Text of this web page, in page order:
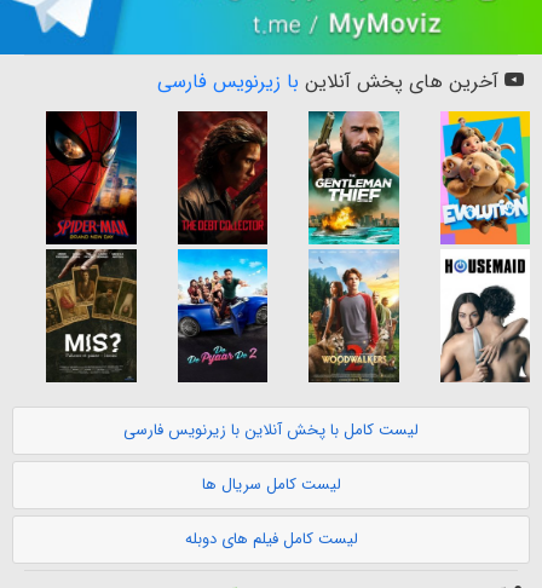
آخرین های پخش آنلاین با زیرنویس فارسی
لیست کامل با پخش آنلاین با زیرنویس فارسی
لیست کامل سریال ها
لیست کامل فیلم های دوبله